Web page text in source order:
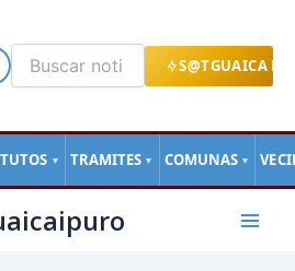
S@TGUAICA
▼ TRAMITES ▼ COMUNAS ▼
Main